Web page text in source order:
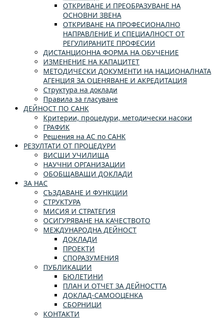
ОТКРИВАНЕ И ПРЕОБРАЗУВАНЕ НА
ОСНОВНИ ЗВЕНА
ОТКРИВАНЕ НА ПРОФЕСИОНАЛНО
НАПРАВЛЕНИЕ И СПЕЦИАЛНОСТ ОТ
РЕГУЛИРАНИТЕ ПРОФЕСИИ
ДИСТАНЦИОННА ФОРМА НА ОБУЧЕНИЕ
ИЗМЕНЕНИЕ НА КАПАЦИТЕТ
МЕТОДИЧЕСКИ ДОКУМЕНТИ НА НАЦИОНАЛНАТА
АГЕНЦИЯ ЗА ОЦЕНЯВАНЕ И АКРЕДИТАЦИЯ
Структура на доклади
Правила за гласуване
ДЕЙНОСТ ПО САНК
Критерии, процедури, методически насоки
ГРАФИК
Решения на АС по САНК
РЕЗУЛТАТИ ОТ ПРОЦЕДУРИ
ВИСШИ УЧИЛИЩА
НАУЧНИ ОРГАНИЗАЦИИ
ОБОБЩАВАЩИ ДОКЛАДИ
ЗА НАС
СЪЗДАВАНЕ И ФУНКЦИИ
СТРУКТУРА
МИСИЯ И СТРАТЕГИЯ
ОСИГУРЯВАНЕ НА КАЧЕСТВОТО
МЕЖДУНАРОДНА ДЕЙНОСТ
ДОКЛАДИ
ПРОЕКТИ
СПОРАЗУМЕНИЯ
ПУБЛИКАЦИИ
БЮЛЕТИНИ
ПЛАН И ОТЧЕТ ЗА ДЕЙНОСТТА
ДОКЛАД-САМООЦЕНКА
СБОРНИЦИ
КОНТАКТИ